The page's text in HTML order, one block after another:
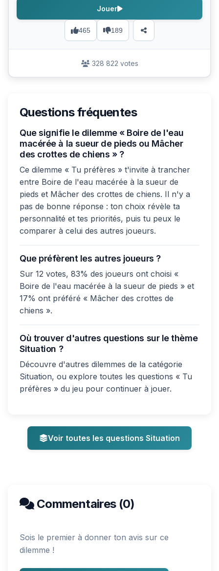
465 189
Jouer
328 822 votes
Questions fréquentes
Que signifie le dilemme « Boire de l'eau
macérée à la sueur de pieds ou Mâcher
des crottes de chiens » ?
Ce dilemme « Tu préfères » t'invite à trancher
entre Boire de l'eau macérée à la sueur de
pieds et Mâcher des crottes de chiens. Il n'y a
pas de bonne réponse : ton choix révèle ta
personnalité et tes priorités, puis tu peux le
comparer à celui des autres joueurs.
Que préfèrent les autres joueurs ?
Sur 12 votes, 83% des joueurs ont choisi «
Boire de l'eau macérée à la sueur de pieds » et
17% ont préféré « Mâcher des crottes de
chiens ».
Où trouver d'autres questions sur le thème
Situation ?
Découvre d'autres dilemmes de la catégorie
Situation, ou explore toutes les questions « Tu
préfères » du jeu pour continuer à jouer.
Voir toutes les questions Situation
Commentaires (0)
Sois le premier à donner ton avis sur ce
dilemme !